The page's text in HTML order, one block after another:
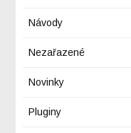
Návody
Nezařazené
Novinky
Pluginy